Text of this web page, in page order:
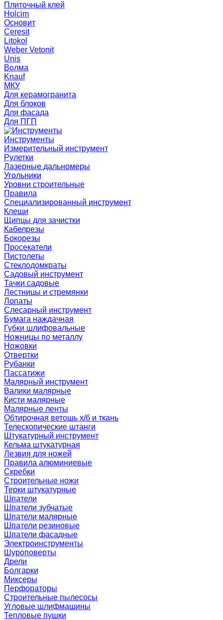
Плиточный клей
Holcim
Основит
Ceresit
Litokol
Weber Vetonit
Unis
Волма
Knauf
МКУ
Для керамогранита
Для блоков
Для фасада
Для ПГП
Инструменты
Измерительный инструмент
Рулетки
Лазерные дальномеры
Угольники
Уровни строительные
Правила
Специализированный инструмент
Клещи
Щипцы для зачистки
Кабелрезы
Бокорезы
Просекатели
Пистолеты
Стеклодомкраты
Садовый инструмент
Тачки садовые
Лестницы и стремянки
Лопаты
Слесарный инструмент
Бумага наждачная
Губки шлифовальные
Ножницы по металлу
Ножовки
Отвертки
Рубанки
Пассатижи
Малярный инструмент
Валики малярные
Кисти малярные
Малярные ленты
Обтирочная ветошь х/б и ткань
Телескопические штанги
Штукатурный инструмент
Кельма штукатурная
Лезвия для ножей
Правила алюминиевые
Скребки
Строительные ножи
Терки штукатурные
Шпатели
Шпатели зубчатые
Шпатели малярные
Шпатели резиновые
Шпатели фасадные
Электроинструменты
Шуроповерты
Дрели
Болгарки
Миксеры
Перфораторы
Строительные пылесосы
Угловые шлифмашины
Тепловые пушки